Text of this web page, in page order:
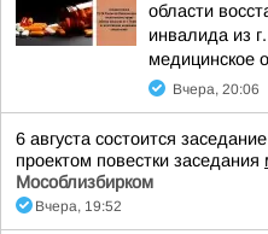
области
инвалида из
медицинское
Вчера, 20:06
6 августа состоится
проектом повестки заседания
Мособлизбирком
Вчера, 19:52